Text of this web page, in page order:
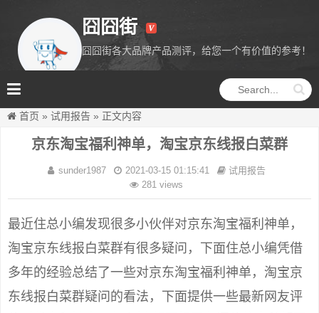
囧囧街
囧囧街各大品牌产品测评，给您一个有价值的参考！
首页 » 试用报告 » 正文内容
京东淘宝福利神单，淘宝京东线报白菜群
sunder1987 2021-03-15 01:15:41
试用报告
281 views
最近住总小编发现很多小伙伴对京东淘宝福利神单，
淘宝京东线报白菜群有很多疑问，下面住总小编凭借
多年的经验总结了一些对京东淘宝福利神单，淘宝京
东线报白菜群疑问的看法，下面提供一些最新网友评